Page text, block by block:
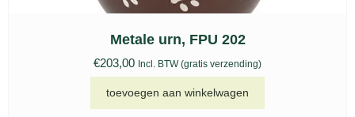
Metale urn, FPU 202
€203,00 Incl. BTW (gratis verzending)
toevoegen aan winkelwagen